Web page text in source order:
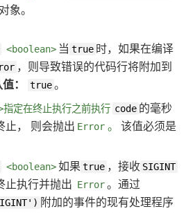
对象。
<boolean> 当 true 时，如果在编译
，则导致错误的代码行将附加到
： true。
指定在终止执行之前执行 code 的毫秒
止， 则会抛出 Error 。
该值必须是
<boolean>如果 true ，接收 SIGINT
止执行并抛出 Error。通过
附加的事件的现有处理程序